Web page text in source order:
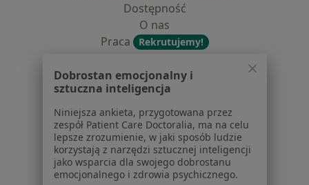
Dostępność
O nas
Praca
Rekrutujemy!
Centrum prasowe
Kontakt
Dla pacjentów
Lekarze
Placówki medyczne
Pytania i odpowiedzi
Dobrostan emocjonalny i
sztuczna inteligencja
Niniejsza ankieta, przygotowana przez
zespół Patient Care Doctoralia, ma na celu
lepsze zrozumienie, w jaki sposób ludzie
korzystają z narzędzi sztucznej inteligencji
jako wsparcia dla swojego dobrostanu
emocjonalnego i zdrowia psychicznego.